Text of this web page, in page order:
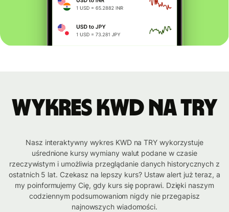
Wykres KWD na TRY
Nasz interaktywny wykres KWD na TRY wykorzystuje
uśrednione kursy wymiany walut podane w czasie
rzeczywistym i umożliwia przeglądanie danych historycznych z
ostatnich 5 lat. Czekasz na lepszy kurs? Ustaw alert już teraz, a
my poinformujemy Cię, gdy kurs się poprawi. Dzięki naszym
codziennym podsumowaniom nigdy nie przegapisz
najnowszych wiadomości.